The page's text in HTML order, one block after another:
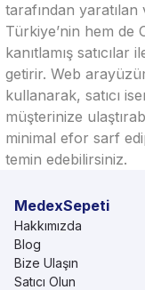
tarafından
Türkiye’nin hem de
kanıtlamış
getirir. Web
kullanarak, satıcı
müşterinize
minimal efor sarf
temin edebilirsiniz.
MedexSepeti
Hakkımızda
Blog
Bize Ulaşın
Satıcı Olun